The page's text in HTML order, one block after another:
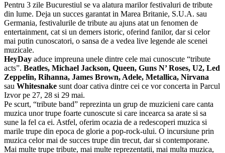
Pentru 3 zile Bucurestiul se va alatura marilor festivaluri de tribute
din lume. Deja un succes garantat in Marea Britanie, S.U.A. sau
Germania, festivalurile de tribute au ajuns atat un fenomen de
entertainment, cat si un demers istoric, oferind fanilor, dar si celor
mai putin cunoscatori, o sansa de a vedea live legende ale scenei
muzicale.
HeyDay aduce impreuna unele dintre cele mai cunoscute “tribute
acts”. Beatles, Michael Jackson, Queen, Guns N’ Roses, U2, Led
Zeppelin, Rihanna, James Brown, Adele, Metallica, Nirvana
sau Whitesnake sunt doar cativa dintre cei ce vor concerta in Parcul
Izvor pe 27, 28 si 29 mai.
Pe scurt, “tribute band” reprezinta un grup de muzicieni care canta
muzica unor trupe foarte cunoscute si care incearca sa arate si sa
sune la fel ca ei. Astfel, oferim ocazia de a redescoperi muzica si
marile trupe din epoca de glorie a pop-rock-ului. O incursiune prin
muzica celor mai de succes trupe din trecut, dar si contemporane.
Mai multe trupe tribute, mai multe reprezentatii, mai multa muzica,